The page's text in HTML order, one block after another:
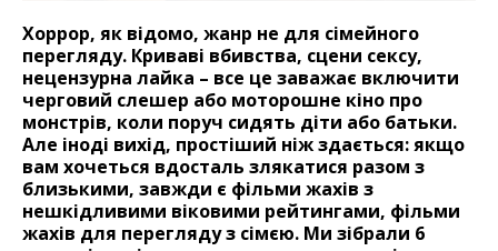
Хоррор, як відомо, жанр не для сімейного
перегляду. Криваві вбивства, сцени сексу,
нецензурна лайка – все це заважає включити
черговий слешер або моторошне кіно про
монстрів, коли поруч сидять діти або батьки.
Але іноді вихід, простіший ніж здається: якщо
вам хочеться вдосталь злякатися разом з
близькими, завжди є фільми жахів з
нешкідливими віковими рейтингами, фільми
жахів для перегляду з сімєю. Ми зібрали 6